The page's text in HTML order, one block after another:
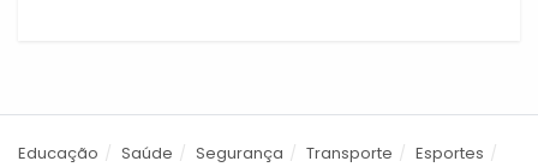
Educação Saúde Segurança Transporte
Esportes